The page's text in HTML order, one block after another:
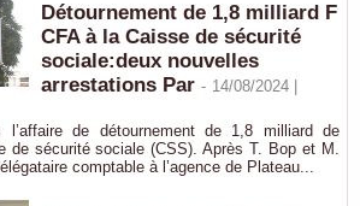
Détournement de 1,8 milliard F
CFA à la Caisse de sécurité
sociale:deux nouvelles
arrestations Par - 14/08/2024 |
l’affaire de détournement de 1,8 milliard de
de sécurité sociale (CSS). Après T. Bop et M.
comptable à l’agence de Plateau...